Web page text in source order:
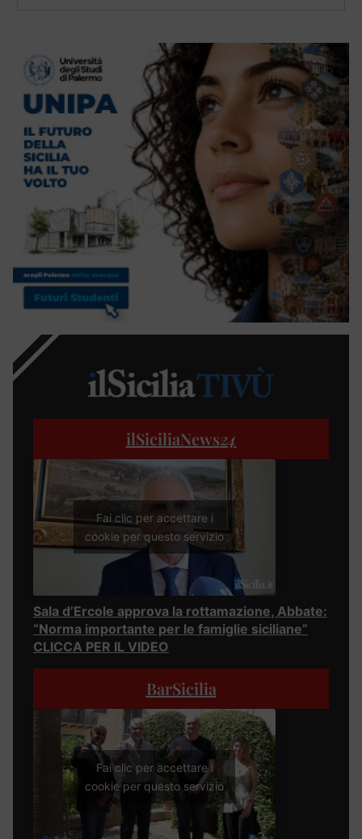
ilSiciliaNews24
Fai clic per accettare i
cookie per questo servizio
Sala d’Ercole approva la rottamazione, Abbate:
“Norma importante per le famiglie siciliane”
CLICCA PER IL VIDEO
BarSicilia
Fai clic per accettare i
cookie per questo servizio